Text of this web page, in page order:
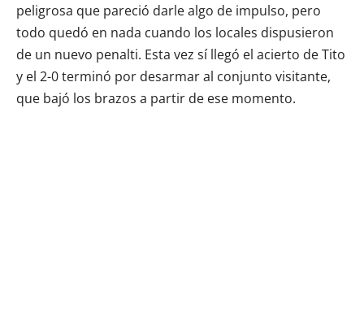
peligrosa que pareció darle algo de impulso, pero
todo quedó en nada cuando los locales dispusieron
de un nuevo penalti. Esta vez sí llegó el acierto de Tito
y el 2-0 terminó por desarmar al conjunto visitante,
que bajó los brazos a partir de ese momento.